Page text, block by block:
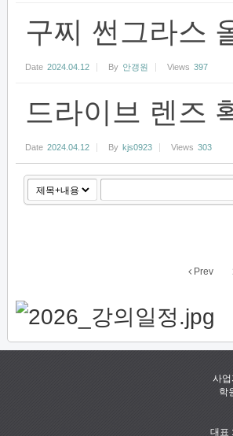
구찌 썬그라스
Date 2024.04.12 By 안갱원 Views 397
드라이브 렌즈
Date 2024.04.12 By kjs0923 Views 303
Prev
사
학
대표